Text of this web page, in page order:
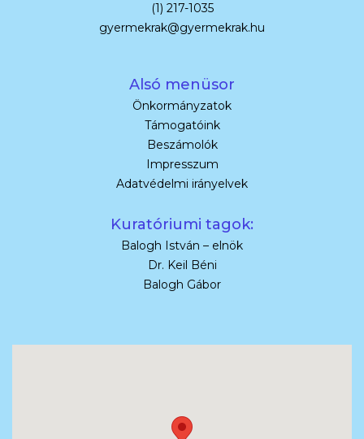
(1) 217-1035
gyermekrak@gyermekrak.hu
Alsó menüsor
Önkormányzatok
Támogatóink
Beszámolók
Impresszum
Adatvédelmi irányelvek
Kuratóriumi tagok:
Balogh István – elnök
Dr. Keil Béni
Balogh Gábor